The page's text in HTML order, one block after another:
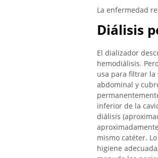
La enfermedad
Diálisis
El dializador
hemodiálisis.
usa para filtrar la
abdominal y
inferior de la
diálisis
mismo catéter.
higiene